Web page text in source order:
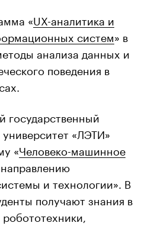
«UX-аналитика и
систем» в
анализа данных и
поведения в
государственный
«ЛЭТИ»
«Человеко-машинное
и технологии». В
получают знания в